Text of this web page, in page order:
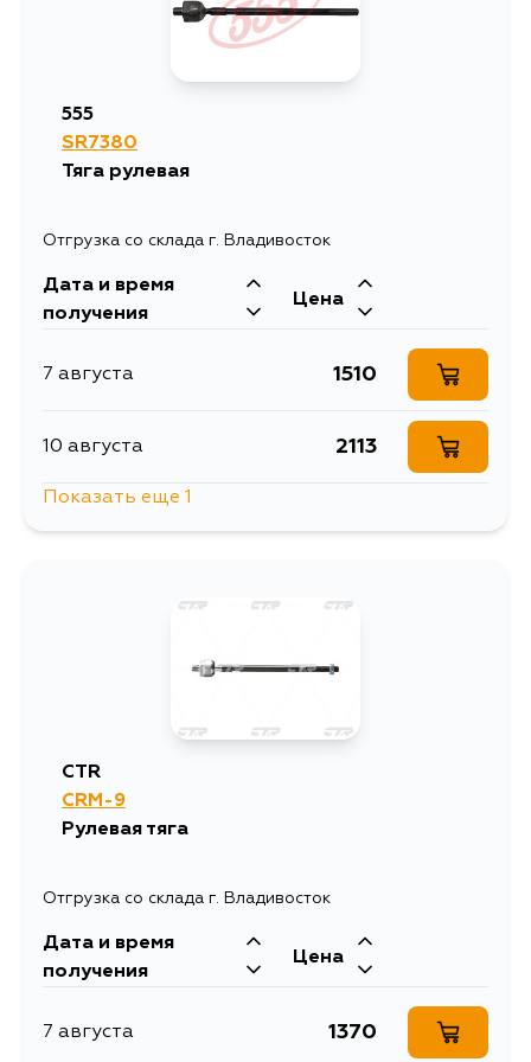
555
SR7380
Тяга рулевая
Отгрузка со склада г. Владивосток
Дата и время
получения
Цена
7 августа 1510
10 августа 2113
Показать еще 1
CTR
CRM-9
Рулевая тяга
Отгрузка со склада г. Владивосток
Дата и время
получения
Цена
7 августа 1370